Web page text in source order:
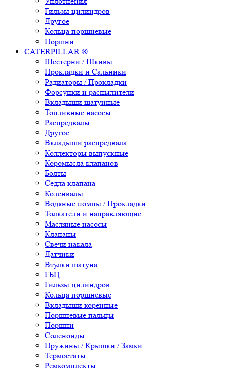
Гильзы цилиндров
Другое
Кольца поршневые
Поршни
CATERPILLAR ®
Шестерни / Шкивы
Прокладки и Сальники
Радиаторы / Прокладки
Форсунки и распылители
Вкладыши шатунные
Топливные насосы
Распредвалы
Другое
Вкладыши распредвала
Коллекторы выпускные
Коромысла клапанов
Болты
Седла клапана
Коленвалы
Водяные помпы / Прокладки
Толкатели и направляющие
Масляные насосы
Клапаны
Свечи накала
Датчики
Втулки шатуна
ГБЦ
Гильзы цилиндров
Кольца поршневые
Вкладыши коренные
Поршневые пальцы
Поршни
Соленоиды
Пружины / Крышки / Замки
Термостаты
Ремкомплекты